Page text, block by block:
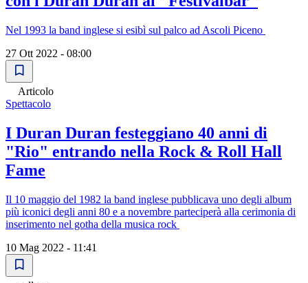
Nel 1993 la band inglese si esibì sul palco ad Ascoli Piceno
27 Ott 2022 - 08:00
Articolo
Spettacolo
I Duran Duran festeggiano 40 anni di
"Rio" entrando nella Rock & Roll Hall
Fame
Il 10 maggio del 1982 la band inglese pubblicava uno degli album
più iconici degli anni 80 e a novembre parteciperà alla cerimonia di
inserimento nel gotha della musica rock
10 Mag 2022 - 11:41